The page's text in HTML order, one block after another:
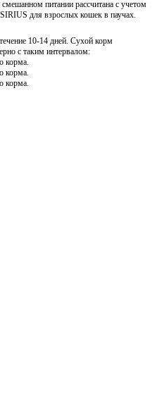
питании рассчитана с учетом
для взрослых кошек в паучах.
10-14 дней. Сухой корм
с таким интервалом:
корма.
корма.
корма.